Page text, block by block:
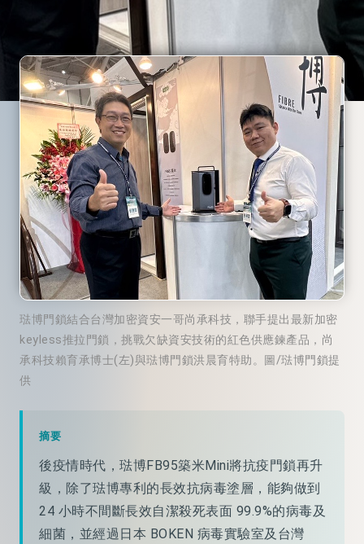
琺博門鎖結合台灣加密資安一哥尚承科技，聯手提出最新加密
keyless推拉門鎖，挑戰欠缺資安技術的紅色供應鍊產品，尚
承科技賴育承博士(左)與琺博門鎖洪晨育特助。圖/琺博門鎖提
供
摘要
後疫情時代，琺博FB95築米Mini將抗疫門鎖再升
級，除了琺博專利的長效抗病毒塗層，能夠做到
24 小時不間斷長效自潔殺死表面 99.9%的病毒及
細菌，並經過日本 BOKEN 病毒實驗室及台灣